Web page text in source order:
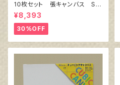
10枚セット 張キャンバス Sn
owWhite SPC（綿・ポリエステ
ル）F6 410㎜×318㎜
¥8,393
30%OFF